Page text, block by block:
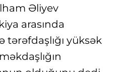
Əliyev
arasında
yüksək